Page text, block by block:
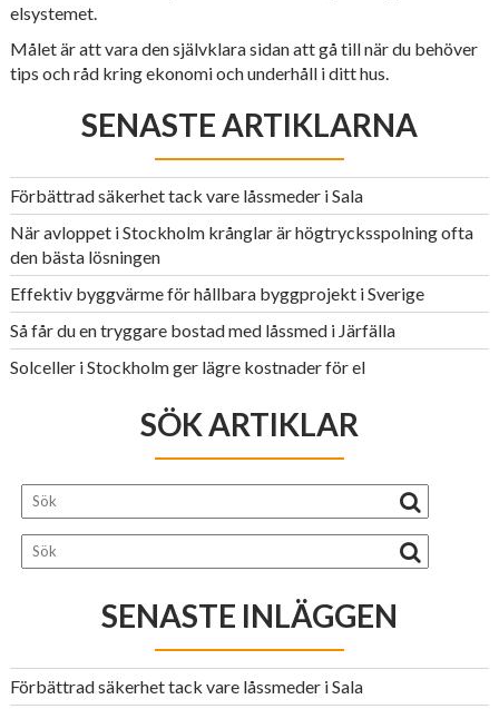
elsystemet.
Målet är att vara den självklara sidan att gå till när du behöver
tips och råd kring ekonomi och underhåll i ditt hus.
SENASTE ARTIKLARNA
Förbättrad säkerhet tack vare låssmeder i Sala
När avloppet i Stockholm krånglar är högtrycksspolning ofta
den bästa lösningen
Effektiv byggvärme för hållbara byggprojekt i Sverige
Så får du en tryggare bostad med låssmed i Järfälla
Solceller i Stockholm ger lägre kostnader för el
SÖK ARTIKLAR
SENASTE INLÄGGEN
Förbättrad säkerhet tack vare låssmeder i Sala